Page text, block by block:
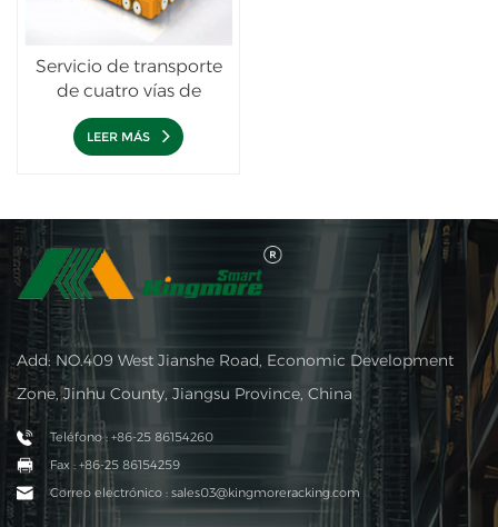
Servicio de transporte
de cuatro vías de
Kingmore
LEER MÁS
Add: NO.409 West Jianshe Road, Economic Development
Zone, Jinhu County, Jiangsu Province, China
Teléfono : +86-25 86154260
Fax : +86-25 86154259
Correo electrónico : sales03@kingmoreracking.com